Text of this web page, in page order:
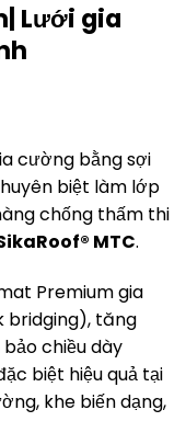
Lưới gia
cường bằng sợi
biệt làm lớp
chống thấm thi
MTC.
Premium gia
bridging), tăng
chiều dày
biệt hiệu quả tại
khe biến dạng,